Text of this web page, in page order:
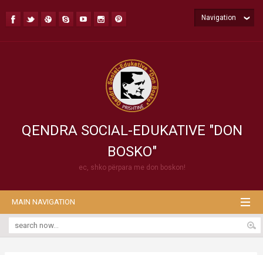
QENDRA SOCIAL-EDUKATIVE "DON
BOSKO"
ec, shko përpara me don boskon!
Navigation
MAIN NAVIGATION